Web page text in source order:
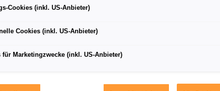
zu den 100 Vorreitern im Bereich Digitalisierung in
die auf innovative Art den digitalen Wandel
Weise digitale Herausforderungen in der Produktion
der renommierten britischen Tageszeitung The Financial
im Bereich Digitale Transformation. Gemeinsam mit
hat die Zeitung aus 4.000 Einsendungen 100
einen personalisierten Link auf unsere Website gelangen und Marketing
von dem Ihnen zugeordneten Händler bzw. im Falle eines Porsche
der jeweiligen Kampagne.
zu den eingesetzten Technologien finden Sie in unserer Cookie und
Cookies (inkl. US-Anbieter)
Cookies (inkl. US-Anbieter)
für Marketingzwecke (inkl. US-Anbieter)